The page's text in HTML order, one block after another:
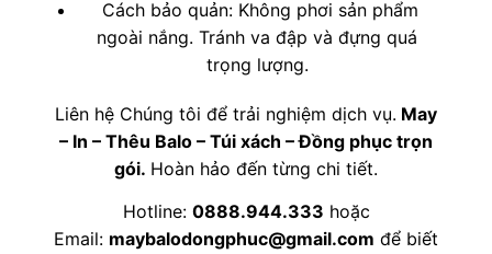
Cách bảo quản: Không phơi sản phẩm
ngoài nắng. Tránh va đập và đựng quá
trọng lượng.
Liên hệ Chúng tôi để trải nghiệm dịch vụ. May
– In – Thêu Balo – Túi xách – Đồng phục trọn
gói. Hoàn hảo đến từng chi tiết.
Hotline: 0888.944.333 hoặc
Email: maybalodongphuc@gmail.com để biết